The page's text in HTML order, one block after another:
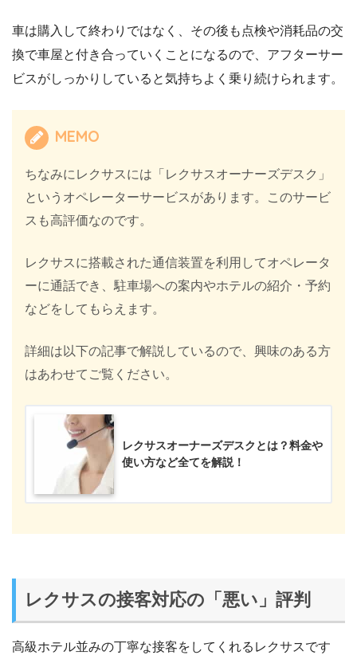
車は購入して終わりではなく、その後も点検や消耗品の交
換で車屋と付き合っていくことになるので、アフターサー
ビスがしっかりしていると気持ちよく乗り続けられます。
MEMO
ちなみにレクサスには「レクサスオーナーズデスク」
というオペレーターサービスがあります。このサービ
スも高評価なのです。
レクサスに搭載された通信装置を利用してオペレータ
ーに通話でき、駐車場への案内やホテルの紹介・予約
などをしてもらえます。
詳細は以下の記事で解説しているので、興味のある方
はあわせてご覧ください。
レクサスオーナーズデスクとは？料金や
使い方など全てを解説！
レクサスの接客対応の「悪い」評判
高級ホテル並みの丁寧な接客をしてくれるレクサスです